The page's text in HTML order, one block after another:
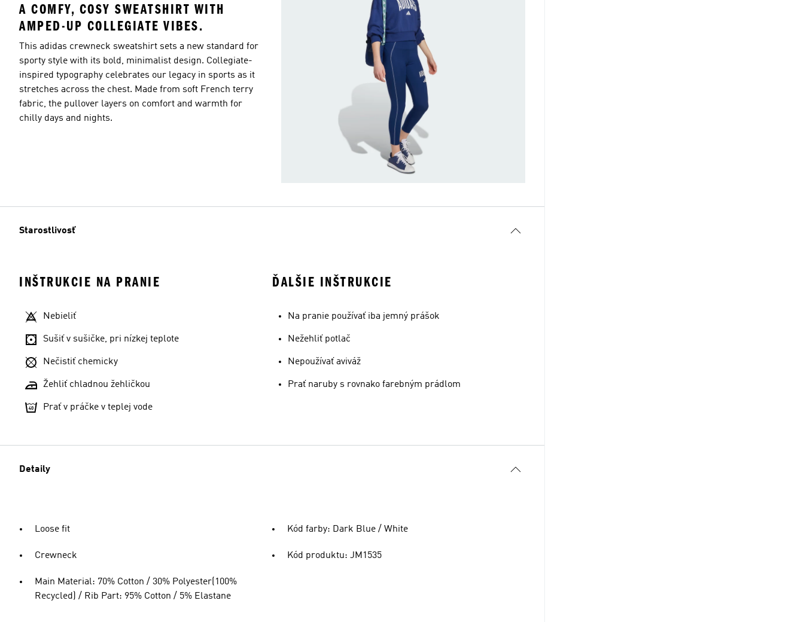
A COMFY, COSY SWEATSHIRT WITH
AMPED-UP COLLEGIATE VIBES.
This adidas crewneck sweatshirt sets a new standard for
sporty style with its bold, minimalist design. Collegiate-
inspired typography celebrates our legacy in sports as it
stretches across the chest. Made from soft French terry
fabric, the pullover layers on comfort and warmth for
chilly days and nights.
Starostlivosť
INŠTRUKCIE NA PRANIE
Nebieliť
Sušiť v sušičke, pri nízkej teplote
Nečistiť chemicky
Žehliť chladnou žehličkou
Prať v práčke v teplej vode
ĎALŠIE INŠTRUKCIE
Na pranie používať iba jemný prášok
Nežehliť potlač
Nepoužívať aviváž
Prať naruby s rovnako farebným prádlom
Detaily
Loose fit
Crewneck
Main Material: 70% Cotton / 30% Polyester(100%
Recycled) / Rib Part: 95% Cotton / 5% Elastane
Kód farby: Dark Blue / White
Kód produktu: JM1535